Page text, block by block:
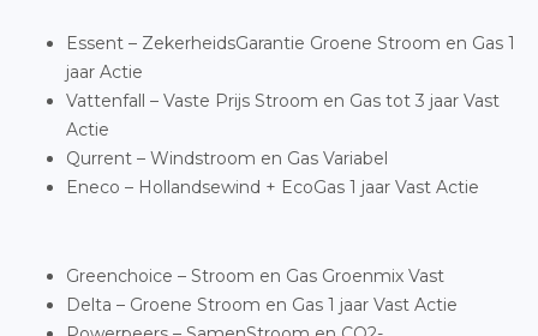
Essent – ZekerheidsGarantie Groene Stroom en Gas 1
jaar Actie
Vattenfall – Vaste Prijs Stroom en Gas tot 3 jaar Vast
Actie
Qurrent – Windstroom en Gas Variabel
Eneco – Hollandsewind + EcoGas 1 jaar Vast Actie
Greenchoice – Stroom en Gas Groenmix Vast
Delta – Groene Stroom en Gas 1 jaar Vast Actie